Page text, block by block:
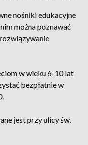
nośniki edukacyjne
można poznawać
w wieku 6-10 lat
bezpłatnie w
jest przy ulicy św.